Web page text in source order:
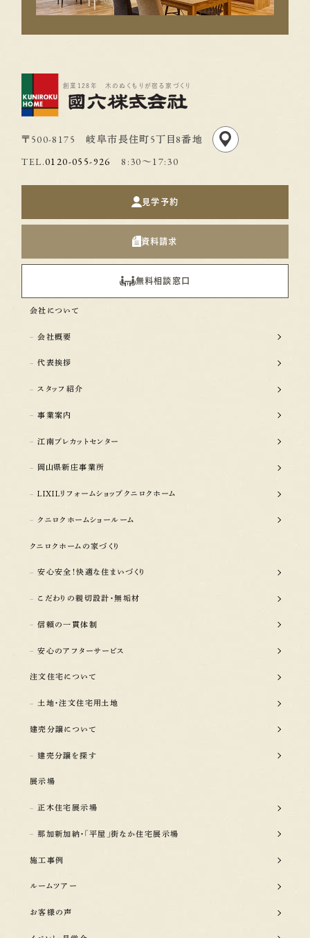
創業128年 木のぬくもりが宿る家づくり
〒500-8175 岐阜市長住町5丁目8番地
TEL.0120-055-926 8:30〜17:30
見学予約
資料請求
無料相談窓口
会社について
会社概要
代表挨拶
スタッフ紹介
事業案内
江南プレカットセンター
岡山県新庄事業所
LIXILリフォームショップクニロクホーム
クニロクホームショールーム
クニロクホームの家づくり
安心安全！快適な住まいづくり
こだわりの親切設計・無垢材
信頼の一貫体制
安心のアフターサービス
注文住宅について
土地・注文住宅用土地
建売分譲について
建売分譲を探す
展示場
正木住宅展示場
那加新加納・「平屋」街なか住宅展示場
施工事例
ルームツアー
お客様の声